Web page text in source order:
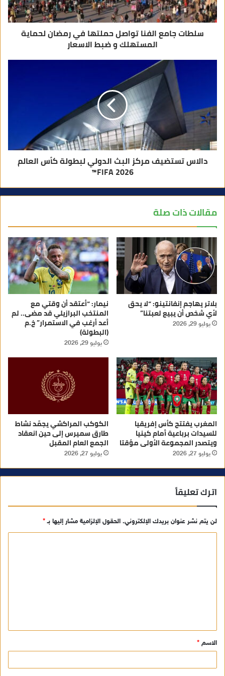
ي
سلطات جامع الفنا تواصل حملتها في رمضان لحماية
المستهلك و ضبط الاسعار
دالاس تستضيف مركز البث الدولي لبطولة كأس العالم
2026 FIFA™
مقالات ذات صلة
بلاتر يهاجم إنفانتينو: “لا يحق
لأي شخص أن يبيع لعبتنا”
يوليو 29, 2026
نيمار: “أعتقد أن وقتي مع
المنتخب البرازيلي قد مضى.. لم
أعد أرغب في الاستمرار” خ.م
(البطولة)
يوليو 29, 2026
المغرب يفتتح كأس إفريقيا
للسيدات برباعية أمام كينيا
ويتصدر المجموعة الأولى مؤقتا
يوليو 27, 2026
الكوكب المراكشي يجمّد نشاط
طارق سميرس إلى حين انعقاد
الجمع العام المقبل
يوليو 27, 2026
اترك تعليقاً
لن يتم نشر عنوان بريدك الإلكتروني. الحقول الإلزامية مشار إليها بـ*
ق
*
الاسم *